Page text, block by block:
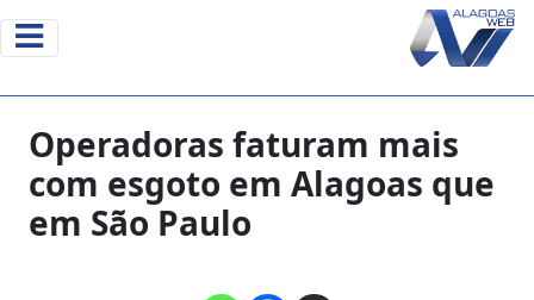
Operadoras faturam mais
com esgoto em Alagoas que
em São Paulo